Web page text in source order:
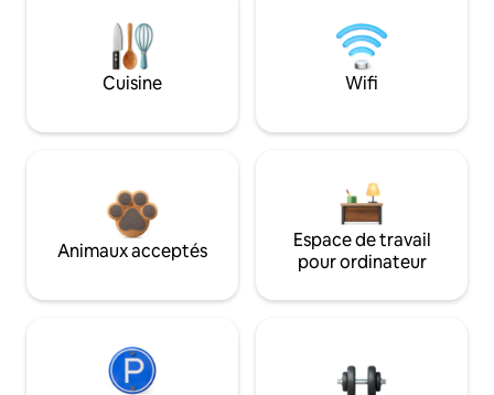
Cuisine Wifi
Animaux acceptés
Espace de travail
pour ordinateur